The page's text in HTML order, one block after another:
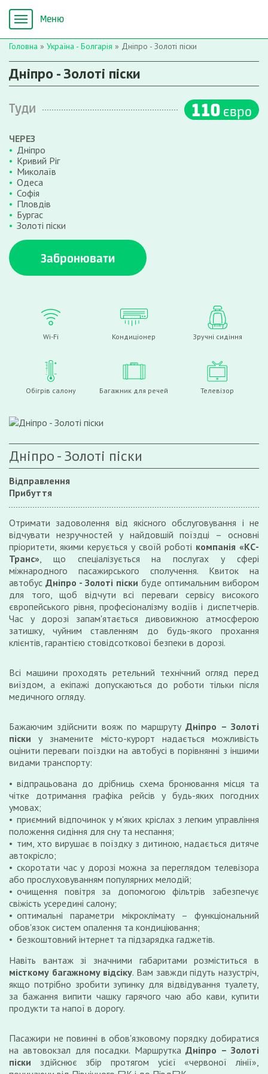
Головна » Україна - Болгарія » Дніпро - Золоті піски
Дніпро - Золоті піски
Туди 110 євро
ЧЕРЕЗ
Дніпро
Кривий Ріг
Миколаїв
Одеса
Софія
Пловдів
Бургас
Золоті піски
Забронювати
Wi-Fi Кондиціонер Зручні сидіння
Обігрів салону Багажник для речей Телевізор
Дніпро - Золоті піски
Відправлення
Прибуття
Отримати задоволення від якісного обслуговування і не
відчувати незручностей у найдовшій поїздці – основні
пріоритети, якими керується у своїй роботі компанія «КС-
Транс», що спеціалізується на послугах у сфері
міжнародного пасажирського сполучення. Квиток на
автобус Дніпро - Золоті піски буде оптимальним вибором
для того, щоб відчути всі переваги сервісу високого
європейського рівня, професіоналізму водіїв і диспетчерів.
Час у дорозі запам'ятається дивовижною атмосферою
затишку, чуйним ставленням до будь-якого прохання
клієнтів, гарантією стовідсоткової безпеки в дорозі.
Всі машини проходять ретельний технічний огляд перед
виїздом, а екіпажі допускаються до роботи тільки після
медичного огляду.
Бажаючим здійснити вояж по маршруту Дніпро – Золоті
піски у знамените місто-курорт надається можливість
оцінити переваги поїздки на автобусі в порівнянні з іншими
видами транспорту:
відпрацьована до дрібниць схема бронювання місця та
чітке дотримання графіка рейсів у будь-яких погодних
умовах;
приємний відпочинок у м'яких кріслах з легким управління
положення сидіння для сну та неспання;
тим, хто вирушає в поїздку з дитиною, надається дитяче
автокрісло;
скоротати час у дорозі можна за переглядом телевізора
або прослуховуванням популярних мелодій;
очищення повітря за допомогою фільтрів забезпечує
свіжість усередині салону;
оптимальні параметри мікроклімату – функціональний
обов'язок систем опалення та кондиціювання;
безкоштовний інтернет та підзарядка гаджетів.
Навіть вантаж зі значними габаритами розміститься в
місткому багажному відсіку. Вам завжди підуть назустріч,
якщо потрібно зробити зупинку для відвідування туалету,
за бажання випити чашку гарячого чаю або кави, купити
продукти та напої в дорогу.
Пасажири не повинні в обов'язковому порядку добиратися
на автовокзал для посадки. МаршруткаДніпро – Золоті
піски здійснює збір протягом усієї «червоної лінії»,